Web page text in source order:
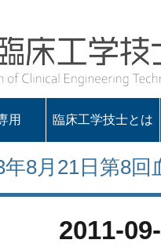
用
取得
臨床工学技士とは
8月21日第8回
2011-